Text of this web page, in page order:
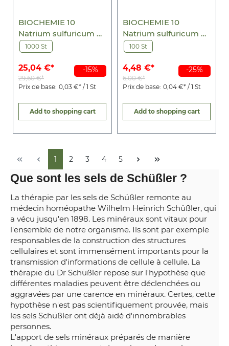
-15%
BIOCHEMIE 10
Natrium sulfuricum D
6 Tabletten
1000 St
25,04 €*
29,60 €*
Prix de base: 0,03 €* / 1 St
Add to shopping cart
-25%
BIOCHEMIE 10
Natrium sulfuricum D
6 Tabletten
100 St
4,48 €*
6,00 €*
Prix de base: 0,04 €* / 1 St
Add to shopping cart
1 2 3 4 5
Que sont les sels de Schüßler ?
La thérapie par les sels de Schüßler remonte au
médecin homéopathe Wilhelm Heinrich Schüßler, qui
a vécu jusqu'en 1898. Les minéraux sont vitaux pour
l'ensemble de notre organisme. Ils sont par exemple
responsables de la construction des structures
cellulaires et sont immensément importants pour la
transmission d'informations de cellule à cellule. La
thérapie du Dr Schüßler repose sur l'hypothèse que
différentes maladies peuvent être déclenchées ou
aggravées par une carence en minéraux. Certes, cette
hypothèse n'est pas scientifiquement prouvée, mais
les sels Schüßler ont déjà aidé d'innombrables
personnes.
L'apport de sels minéraux préparés de manière